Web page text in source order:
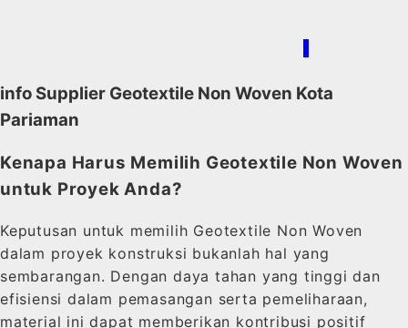
info Supplier Geotextile Non Woven Kota
Pariaman
Kenapa Harus Memilih Geotextile Non Woven
untuk Proyek Anda?
Keputusan untuk memilih Geotextile Non Woven
dalam proyek konstruksi bukanlah hal yang
sembarangan. Dengan daya tahan yang tinggi dan
efisiensi dalam pemasangan serta pemeliharaan,
material ini dapat memberikan kontribusi positif